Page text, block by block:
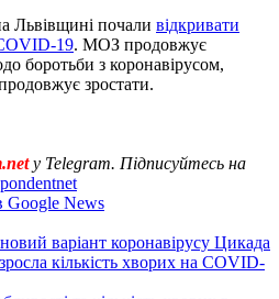
Львівщині почали відкривати
19. МОЗ продовжує
боротьби з коронавірусом,
зростати.
у Telegram. Підписуйтесь на
Google News
варіант коронавірусу Цикада
кількість хворих на COVID-